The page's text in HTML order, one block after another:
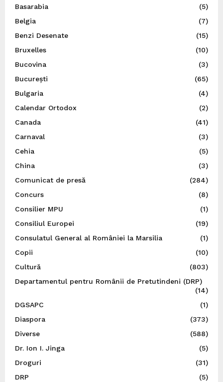
Basarabia
(5)
Belgia
(7)
Benzi Desenate
(15)
Bruxelles
(10)
Bucovina
(3)
București
(65)
Bulgaria
(4)
Calendar Ortodox
(2)
Canada
(41)
Carnaval
(3)
Cehia
(5)
China
(3)
Comunicat de presă
(284)
Concurs
(8)
Consilier MPU
(1)
Consiliul Europei
(19)
Consulatul General al României la Marsilia
(1)
Copii
(10)
Cultură
(803)
Departamentul pentru Românii de Pretutindeni (DRP)
(14)
DGSAPC
(1)
Diaspora
(373)
Diverse
(588)
Dr. Ion I. Jinga
(5)
Droguri
(31)
DRP
(5)